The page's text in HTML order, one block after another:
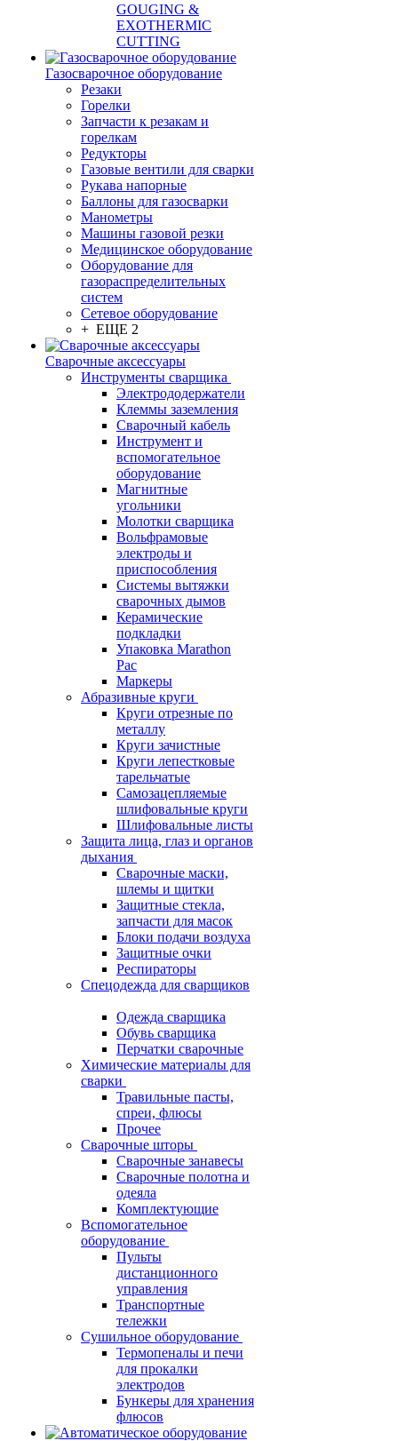
GOUGING &
EXOTHERMIC
CUTTING
Газосварочное оборудование
Резаки
Горелки
Запчасти к резакам и
горелкам
Редукторы
Газовые вентили для сварки
Рукава напорные
Баллоны для газосварки
Манометры
Машины газовой резки
Медицинское оборудование
Оборудование для
газораспределительных
систем
Сетевое оборудование
+ ЕЩЕ 2
Сварочные аксессуары
Инструменты сварщика
Электрододержатели
Клеммы заземления
Сварочный кабель
Инструмент и
вспомогательное
оборудование
Магнитные
угольники
Молотки сварщика
Вольфрамовые
электроды и
приспособления
Системы вытяжки
сварочных дымов
Керамические
подкладки
Упаковка Marathon
Pac
Маркеры
Абразивные круги
Круги отрезные по
металлу
Круги зачистные
Круги лепестковые
тарельчатые
Самозацепляемые
шлифовальные круги
Шлифовальные листы
Защита лица, глаз и органов
дыхания
Сварочные маски,
шлемы и щитки
Защитные стекла,
запчасти для масок
Блоки подачи воздуха
Защитные очки
Респираторы
Спецодежда для сварщиков
Одежда сварщика
Обувь сварщика
Перчатки сварочные
Химические материалы для
сварки
Травильные пасты,
спреи, флюсы
Прочее
Сварочные шторы
Сварочные занавесы
Сварочные полотна и
одеяла
Комплектующие
Вспомогательное
оборудование
Пульты
дистанционного
управления
Транспортные
тележки
Сушильное оборудование
Термопеналы и печи
для прокалки
электродов
Бункеры для хранения
флюсов